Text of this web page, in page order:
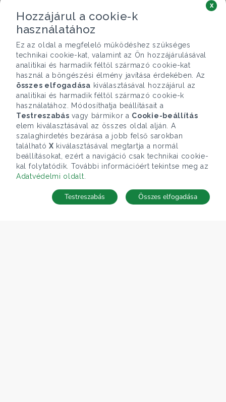
Keresés mentése
Hozzájárul a cookie-k
használatához
Ez az oldal a megfelelő működéshez szükséges
technikai cookie-kat, valamint az Ön hozzájárulásával
analitikai és harmadik féltől származó cookie-kat
használ a böngészési élmény javítása érdekében. Az
összes elfogadása kiválasztásával hozzájárul az
analitikai és harmadik féltől származó cookie-k
használatához. Módosíthatja beállításait a
Testreszabás vagy bármikor a Cookie-beállítás
elem kiválasztásával az összes oldal alján. A
szalaghirdetés bezárása a jobb felső sarokban
található X kiválasztásával megtartja a normál
beállításokat, ezért a navigáció csak technikai cookie-
kal folytatódik. További információért tekintse meg az
Adatvédelmi oldalt
x
Összes elfogadása
Testreszabás